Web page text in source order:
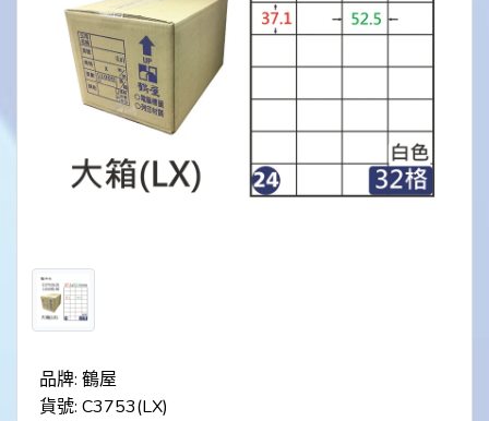
品牌: 鶴屋
貨號: C3753(LX)